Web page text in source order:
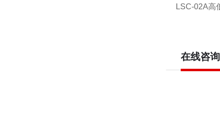
LSC-02A高
在线咨询